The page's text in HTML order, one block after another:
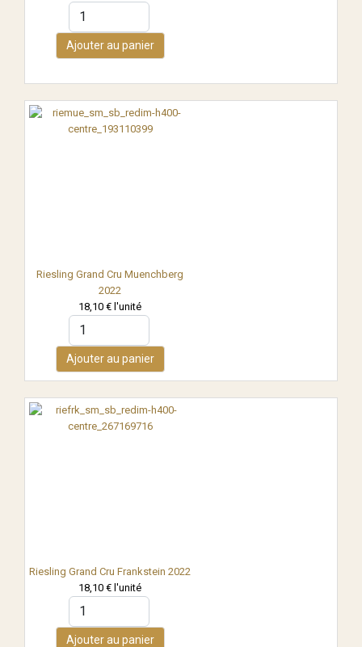
Ajouter au panier
Riesling Grand Cru Muenchberg
2022
18,10 € l'unité
Ajouter au panier
Riesling Grand Cru Frankstein 2022
18,10 € l'unité
Ajouter au panier